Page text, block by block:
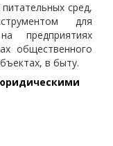
сред,
для
предприятиях
общественного
в быту.